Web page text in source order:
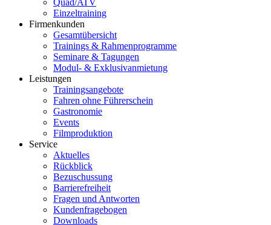
Quad/ATV
Einzeltraining
Firmenkunden
Gesamtübersicht
Trainings & Rahmenprogramme
Seminare & Tagungen
Modul- & Exklusivanmietung
Leistungen
Trainingsangebote
Fahren ohne Führerschein
Gastronomie
Events
Filmproduktion
Service
Aktuelles
Rückblick
Bezuschussung
Barrierefreiheit
Fragen und Antworten
Kundenfragebogen
Downloads